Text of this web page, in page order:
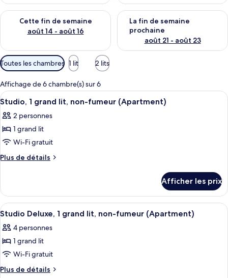
Cette fin de semaine
août 14 - août 16
Vérifier la disponibilité pour cette fin de semaine août 14 -
La fin de semaine
prochaine
août 21 - août 23
Vérifier la disponibilité pour
Filtres
disponibles
pour
les
chambres
Toutes les chambres 1 lit 2 lits
Affichage de 6 chambre(s) sur 6
Afficher
toutes
les
photos
pour
ce
chambre :
Studio,
1
grand
lit,
non-
fumeur
(Apartment)
Studio, 1 grand lit, non-fumeur
5
Studio, 1 grand lit, non-fumeur (Apartment)
2 personnes
1 grand lit
Wi-Fi gratuit
Plus de détails
Plus
Studio,
grand
non-
fumeur
Afficher les prix
Afficher
toutes
les
photos
pour
ce
Studio Deluxe, 1 grand lit, non-
7
Studio Deluxe, 1 grand lit, non-fumeur (Apartment)
4 personnes
1 grand lit
Wi-Fi gratuit
Plus de détails
Plus